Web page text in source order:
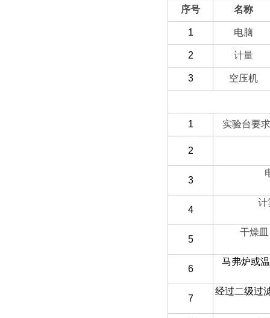
序号 名称
1 电脑
2 计量
3 空压机
1 实验台要
2
3
4
计
5
干燥
6
马弗炉或
7
经过二级过